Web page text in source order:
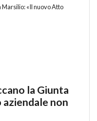
la Giunta
non